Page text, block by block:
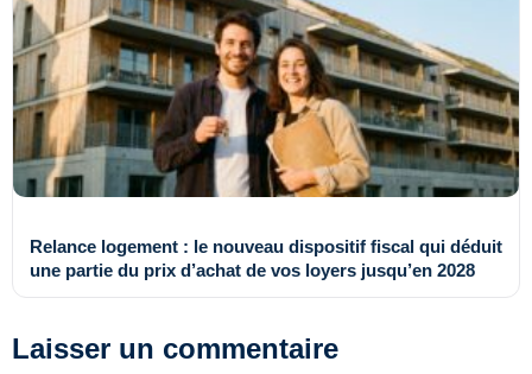
Relance logement : le nouveau dispositif fiscal qui déduit
une partie du prix d’achat de vos loyers jusqu’en 2028
Laisser un commentaire